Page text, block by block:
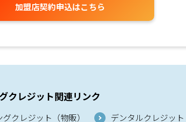
加盟店契約申込はこちら
クレジット関連リンク
クレジット（物販） デンタルクレジット